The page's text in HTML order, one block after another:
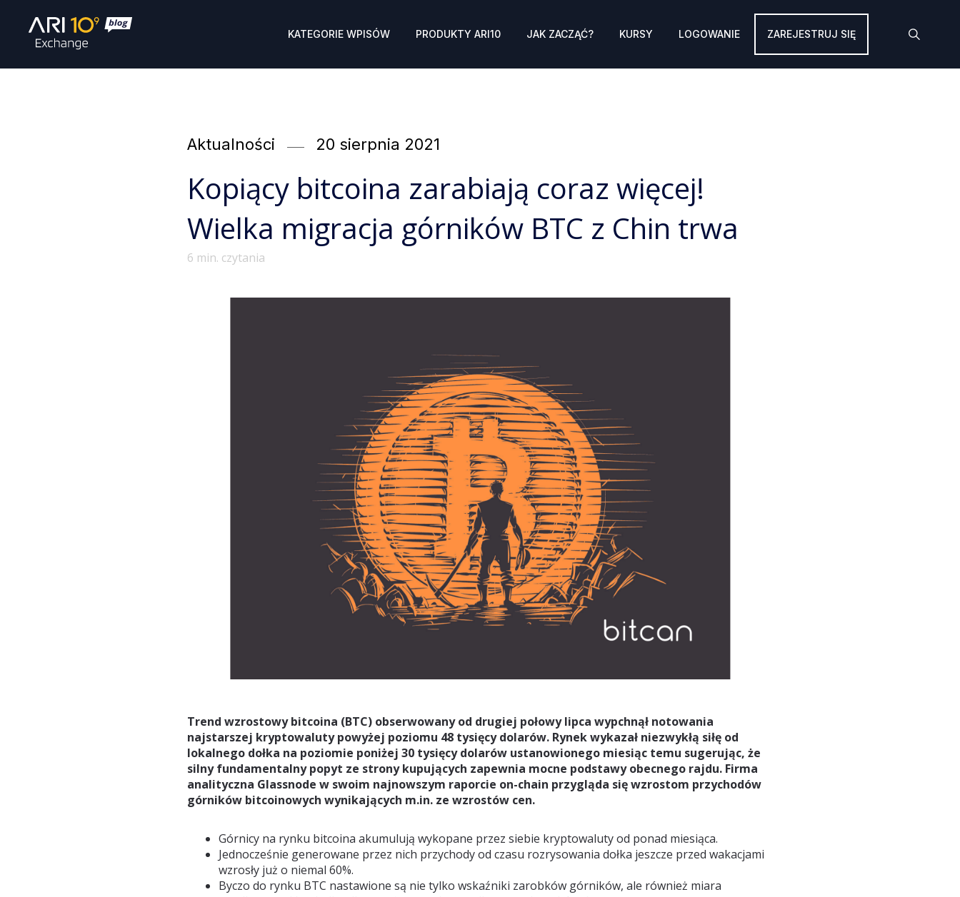
KATEGORIE WPISÓW PRODUKTY ARI10 JAK ZACZĄĆ? KURSY LOGOWANIE ZAREJESTRUJ SIĘ
Categories
Aktualności
Posted
20 sierpnia 2021
Kopiący bitcoina zarabiają coraz więcej!
Wielka migracja górników BTC z Chin trwa
6 min. czytania
Trend wzrostowy bitcoina (BTC) obserwowany od drugiej połowy lipca wypchnął notowania
najstarszej kryptowaluty powyżej poziomu 48 tysięcy dolarów. Rynek wykazał niezwykłą siłę od
lokalnego dołka na poziomie poniżej 30 tysięcy dolarów ustanowionego miesiąc temu sugerując, że
silny fundamentalny popyt ze strony kupujących zapewnia mocne podstawy obecnego rajdu. Firma
analityczna Glassnode w swoim najnowszym raporcie on-chain przygląda się wzrostom przychodów
górników bitcoinowych wynikających m.in. ze wzrostów cen.
Górnicy na rynku bitcoina akumulują wykopane przez siebie kryptowaluty od ponad miesiąca.
Jednocześnie generowane przez nich przychody od czasu rozrysowania dołka jeszcze przed wakacjami
wzrosły już o niemal 60%.
Byczo do rynku BTC nastawione są nie tylko wskaźniki zarobków górników, ale również miara